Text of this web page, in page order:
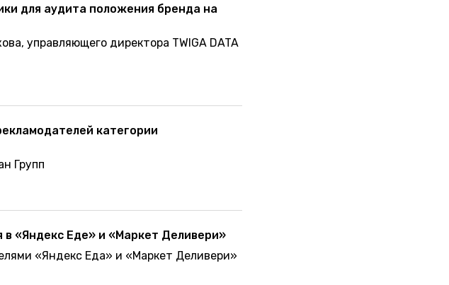
для аудита положения бренда на
управляющего директора TWIGA DATA
категории
Групп
«Яндекс Еде» и «Маркет Деливери»
«Яндекс Еда» и «Маркет Деливери»